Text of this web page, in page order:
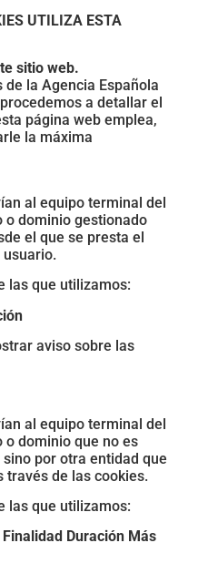
UTILIZA ESTA
sitio web.
la Agencia Española
a detallar el
página web emplea,
la máxima
al equipo terminal del
o dominio gestionado
el que se presta el
las que utilizamos:
aviso sobre las
al equipo terminal del
o dominio que no es
por otra entidad que
través de las cookies.
las que utilizamos:
Duración Más